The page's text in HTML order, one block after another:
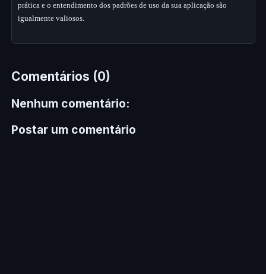
prática e o entendimento dos padrões de uso da sua aplicação são
igualmente valiosos.
Comentários (0)
Nenhum comentário:
Postar um comentário